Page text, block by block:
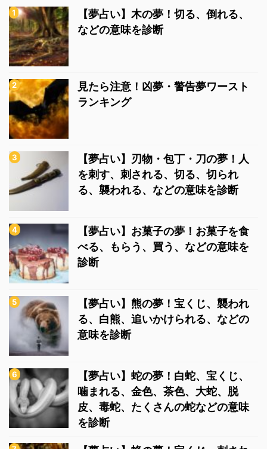
【夢占い】木の夢！切る、倒れる、
などの意味を診断
見たら注意！凶夢・警告夢ワースト
ランキング
【夢占い】刃物・包丁・刀の夢！人
を刺す、刺される、切る、切られ
る、襲われる、などの意味を診断
【夢占い】お菓子の夢！お菓子を食
べる、もらう、買う、などの意味を
診断
【夢占い】熊の夢！宝くじ、襲われ
る、白熊、追いかけられる、などの
意味を診断
【夢占い】蛇の夢！白蛇、宝くじ、
噛まれる、金色、茶色、大蛇、脱
皮、毒蛇、たくさんの蛇などの意味
を診断